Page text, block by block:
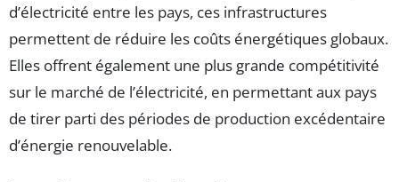
d’électricité entre les pays, ces infrastructures
permettent de réduire les coûts énergétiques globaux.
Elles offrent également une plus grande compétitivité
sur le marché de l’électricité, en permettant aux pays
de tirer parti des périodes de production excédentaire
d’énergie renouvelable.